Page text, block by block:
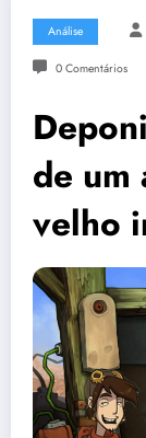
Análise
0 Comentários
de um
velho